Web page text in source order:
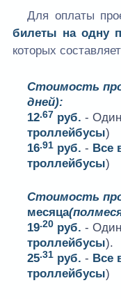
Для оплаты
билеты на одну
которых
Стоимость
дней):
12.67 руб. -
троллейбусы)
16.91 руб. - Все
троллейбусы)
Стоимость
месяца
19.20 руб. -
троллейбусы).
25.31 руб. - Все
троллейбусы)